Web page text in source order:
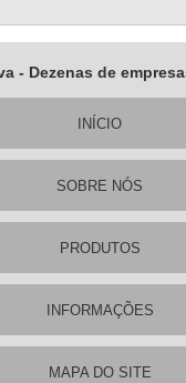
- Dezenas de
INÍ­CIO
SOBRE NÓS
PRODUTOS
INFORMAÇÕES
MAPA DO SITE